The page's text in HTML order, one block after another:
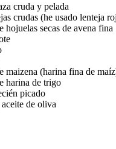
cruda y pelada
crudas (he usado lenteja
hojuelas secas de avena fina
maizena (harina fina de
harina de trigo
picado
de oliva